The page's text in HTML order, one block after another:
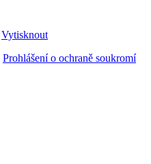
Vytisknout
Prohlášení o ochraně soukromí